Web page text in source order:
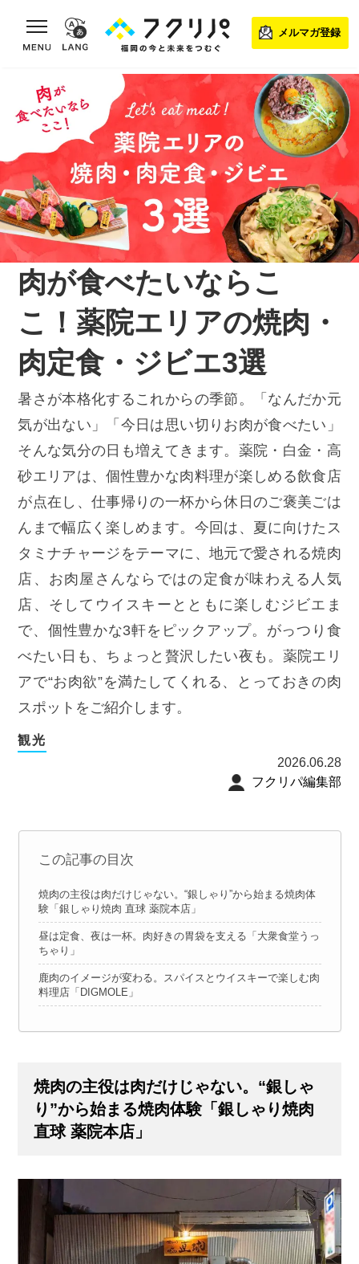
toggle navigation
メルマガ登録
肉が食べたいならこ
こ！薬院エリアの焼肉・
肉定食・ジビエ3選
暑さが本格化するこれからの季節。「なんだか元
気が出ない」「今日は思い切りお肉が食べたい」
そんな気分の日も増えてきます。薬院・白金・高
砂エリアは、個性豊かな肉料理が楽しめる飲食店
が点在し、仕事帰りの一杯から休日のご褒美ごは
んまで幅広く楽しめます。今回は、夏に向けたス
タミナチャージをテーマに、地元で愛される焼肉
店、お肉屋さんならではの定食が味わえる人気
店、そしてウイスキーとともに楽しむジビエま
で、個性豊かな3軒をピックアップ。がっつり食
べたい日も、ちょっと贅沢したい夜も。薬院エリ
アで“お肉欲”を満たしてくれる、とっておきの肉
スポットをご紹介します。
観光
2026.06.28
フクリパ編集部
この記事の目次
焼肉の主役は肉だけじゃない。“銀しゃり”から始まる焼肉体
験「銀しゃり焼肉 直球 薬院本店」
昼は定食、夜は一杯。肉好きの胃袋を支える「大衆食堂うっ
ちゃり」
鹿肉のイメージが変わる。スパイスとウイスキーで楽しむ肉
料理店「DIGMOLE」
焼肉の主役は肉だけじゃない。“銀しゃ
り”から始まる焼肉体験「銀しゃり焼肉
直球 薬院本店」